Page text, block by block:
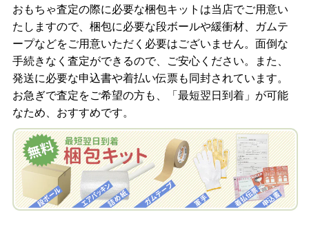
商品を撮影して、査定フォームから画像
を送信します。
梱包キットをメールで申し込み
査定結果をメールで確認し、梱包キット
を申し込みます。梱包キットは送料無料
でお届けします。
自宅でおもちゃを発送・梱包
梱包キットに同封する発送ガイドの手順
「ジョニージョイLINE査定」を友だちに
追加し、スマートフォンなどのカメラで
撮影したおもちゃの写真をトーク中に送
信します。
梱包キットをLINEで申し込み
査定結果をLINEで確認し、梱包キットを
申し込みます。梱包キットは送料無料で
お届けします。
自宅でおもちゃを発送・梱包
おもちゃ査定の際に必要な梱包キットは当店でご用意い
たしますので、梱包に必要な段ボールや緩衝材、ガムテ
ープなどをご用意いただく必要はございません。面倒な
手続きなく査定ができるので、ご安心ください。また、
発送に必要な申込書や着払い伝票も同封されています。
お急ぎで査定をご希望の方も、「最短翌日到着」が可能
なため、おすすめです。